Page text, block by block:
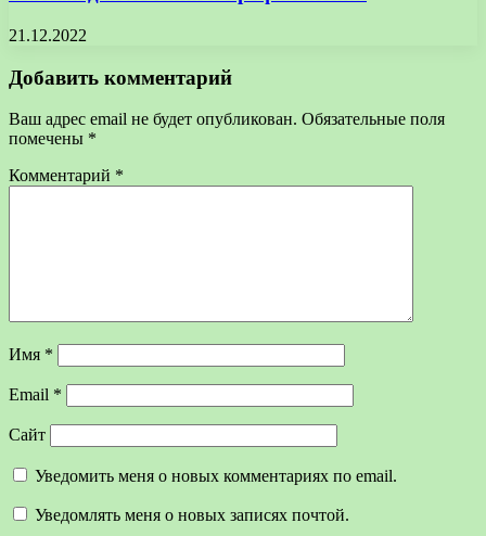
21.12.2022
Добавить комментарий
Ваш адрес email не будет опубликован. Обязательные поля
помечены *
Комментарий *
Имя *
Email *
Сайт
Уведомить меня о новых комментариях по email.
Уведомлять меня о новых записях почтой.